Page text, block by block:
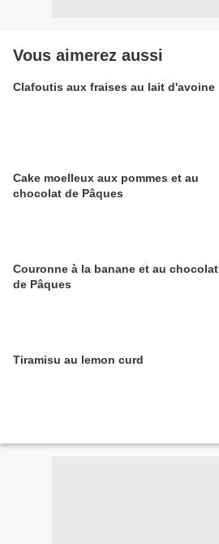
Vous aimerez aussi
Clafoutis aux fraises au lait d'avoine
Cake moelleux aux pommes et au
chocolat de Pâques
Couronne à la banane et au chocolat
de Pâques
Tiramisu au lemon curd